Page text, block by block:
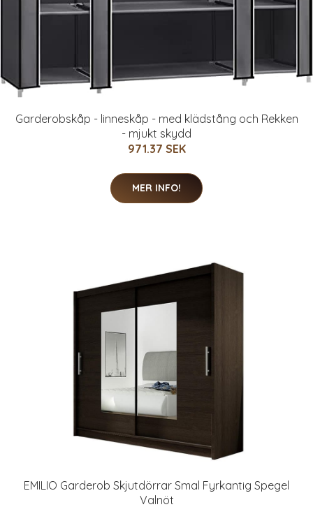
Garderobskåp - linneskåp - med klädstång och Rekken
- mjukt skydd
971.37 SEK
MER INFO!
EMILIO Garderob Skjutdörrar Smal Fyrkantig Spegel
Valnöt